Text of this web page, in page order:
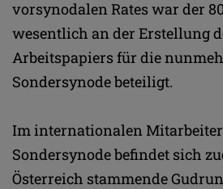
vorsynodalen Rates war der
wesentlich an der Erstellung
Arbeitspapiers für die
Sondersynode beteiligt.
Im internationalen
Sondersynode befindet sich
Österreich stammende